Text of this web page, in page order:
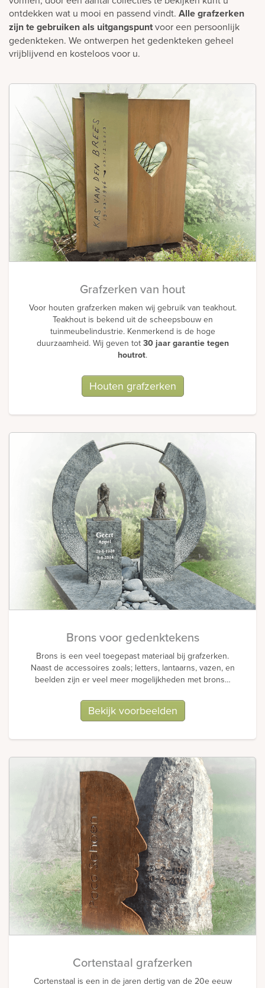
ontdekken wat u mooi en passend vindt. Alle grafzerken
zijn te gebruiken als uitgangspuntvoor een persoonlijk
gedenkteken. We ontwerpen het gedenkteken geheel
vrijblijvend en kosteloos voor u.
Grafzerken van hout
Voor houten grafzerken maken wij gebruik van teakhout.
Teakhout is bekend uit de scheepsbouw en
tuinmeubelindustrie. Kenmerkend is de hoge
duurzaamheid. Wij geven tot 30 jaar garantie tegen
houtrot.
Houten grafzerken
Brons voor gedenktekens
Brons is een veel toegepast materiaal bij grafzerken.
Naast de accessoires zoals; letters, lantaarns, vazen, en
beelden zijn er veel meer mogelijkheden met brons…
Bekijk voorbeelden
Cortenstaal grafzerken
Cortenstaal is een in de jaren dertig van de 20e eeuw